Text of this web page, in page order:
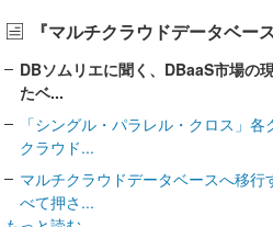
『マルチクラウドデータベー
DBソムリエに聞く、DBaaS市場の
たベ...
「シングル・パラレル・クロス」
クラウド...
マルチクラウドデータベースへ移
べて押さ...